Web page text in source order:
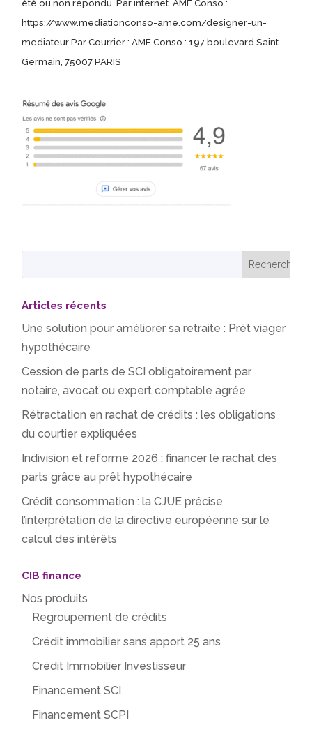
été ou non répondu. Par internet. AME Conso :
https://www.mediationconso-ame.com/designer-un-
mediateur Par Courrier : AME Conso : 197 boulevard Saint-
Germain, 75007 PARIS
Articles récents
Une solution pour améliorer sa retraite : Prêt viager
hypothécaire
Cession de parts de SCI obligatoirement par
notaire, avocat ou expert comptable agrée
Rétractation en rachat de crédits : les obligations
du courtier expliquées
Indivision et réforme 2026 : financer le rachat des
parts grâce au prêt hypothécaire
Crédit consommation : la CJUE précise
l’interprétation de la directive européenne sur le
calcul des intérêts
CIB finance
Nos produits
Regroupement de crédits
Crédit immobilier sans apport 25 ans
Crédit Immobilier Investisseur
Financement SCI
Financement SCPI